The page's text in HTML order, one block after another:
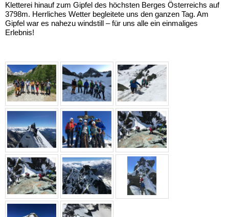
Kletterei hinauf zum Gipfel des höchsten Berges Österreichs auf
3798m. Herrliches Wetter begleitete uns den ganzen Tag. Am
Gipfel war es nahezu windstill – für uns alle ein einmaliges
Erlebnis!